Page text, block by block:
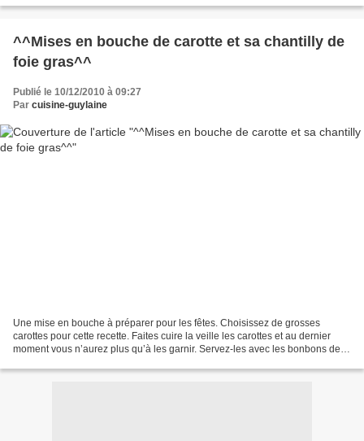
^^Mises en bouche de carotte et sa chantilly de
foie gras^^
Publié le 10/12/2010 à 09:27
Par cuisine-guylaine
Une mise en bouche à préparer pour les fêtes. Choisissez de grosses
carottes pour cette recette. Faites cuire la veille les carottes et au dernier
moment vous n’aurez plus qu’à les garnir. Servez-les avec les bonbons de